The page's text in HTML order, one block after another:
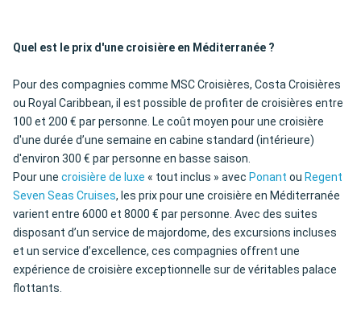
Quel est le prix d'une croisière en Méditerranée ?
Pour des compagnies comme MSC Croisières, Costa Croisières
ou Royal Caribbean, il est possible de profiter de croisières entre
100 et 200 € par personne. Le coût moyen pour une croisière
d'une durée d’une semaine en cabine standard (intérieure)
d'environ 300 € par personne en basse saison.
Pour une croisière de luxe « tout inclus » avec Ponant ou Regent
Seven Seas Cruises, les prix pour une croisière en Méditerranée
varient entre 6000 et 8000 € par personne. Avec des suites
disposant d’un service de majordome, des excursions incluses
et un service d’excellence, ces compagnies offrent une
expérience de croisière exceptionnelle sur de véritables palace
flottants.